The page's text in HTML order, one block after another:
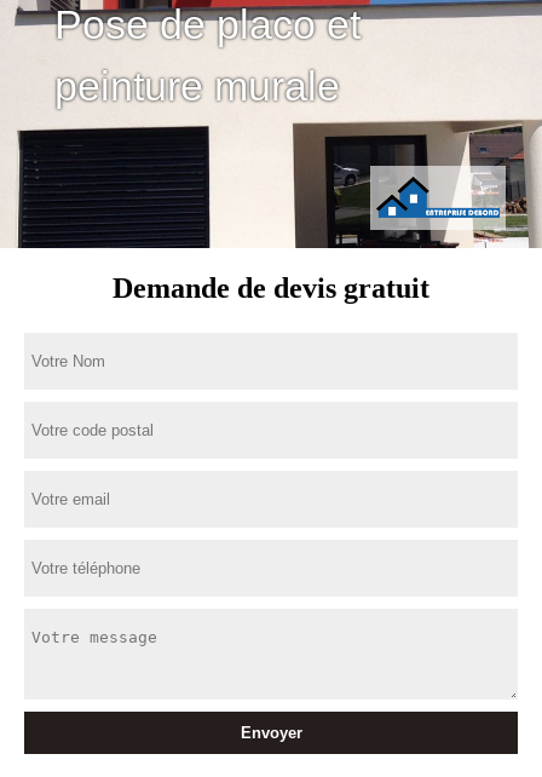
Pose de placo et
peinture murale
Demande de devis gratuit